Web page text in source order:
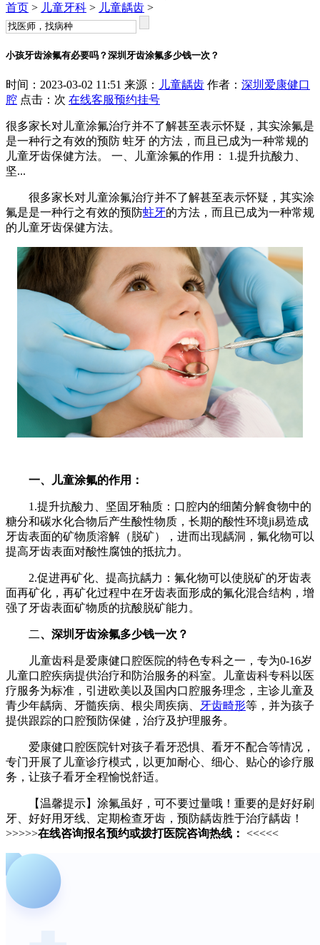
首页 > 儿童牙科 > 儿童龋齿 >
小孩牙齿涂氟有必要吗？深圳牙齿涂氟多少钱一次？
时间：2023-03-02 11:51 来源： 儿童龋齿 作者： 深圳爱康健口
腔 点击： 次 在线客服预约挂号
很多家长对儿童涂氟治疗并不了解甚至表示怀疑，其实涂氟是
是一种行之有效的预防 蛀牙 的方法，而且已成为一种常规的
儿童牙齿保健方法。 一、儿童涂氟的作用： 1.提升抗酸力、
坚...
很多家长对儿童涂氟治疗并不了解甚至表示怀疑，其实涂
氟是是一种行之有效的预防蛀牙的方法，而且已成为一种常规
的儿童牙齿保健方法。
一、儿童涂氟的作用：
1.提升抗酸力、坚固牙釉质：口腔内的细菌分解食物中的
糖分和碳水化合物后产生酸性物质，长期的酸性环境ji易造成
牙齿表面的矿物质溶解（脱矿），进而出现龋洞，氟化物可以
提高牙齿表面对酸性腐蚀的抵抗力。
2.促进再矿化、提高抗龋力：氟化物可以使脱矿的牙齿表
面再矿化，再矿化过程中在牙齿表面形成的氟化混合结构，增
强了牙齿表面矿物质的抗酸脱矿能力。
二、深圳牙齿涂氟多少钱一次？
儿童齿科是爱康健口腔医院的特色专科之一，专为0-16岁
儿童口腔疾病提供治疗和防治服务的科室。儿童齿科专科以医
疗服务为标准，引进欧美以及国内口腔服务理念，主诊儿童及
青少年龋病、牙髓疾病、根尖周疾病、
牙齿畸形等，并为孩子
提供跟踪的口腔预防保健，治疗及护理服务。
爱康健口腔医院针对孩子看牙恐惧、看牙不配合等情况，
专门开展了儿童诊疗模式，以更加耐心、细心、贴心的诊疗服
务，让孩子看牙全程愉悦舒适。
【温馨提示】涂氟虽好，可不要过量哦！重要的是好好刷
牙、好好用牙线、定期检查牙齿，预防龋齿胜于治疗龋齿！
>>>>>在线咨询报名预约或拨打医院咨询热线： <<<<<